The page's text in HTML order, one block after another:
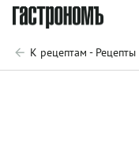
К рецептам - Рецепты